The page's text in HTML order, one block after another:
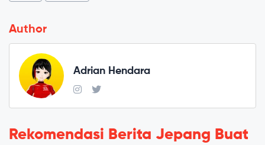
Author
Adrian Hendara
Rekomendasi Berita Jepang Buat